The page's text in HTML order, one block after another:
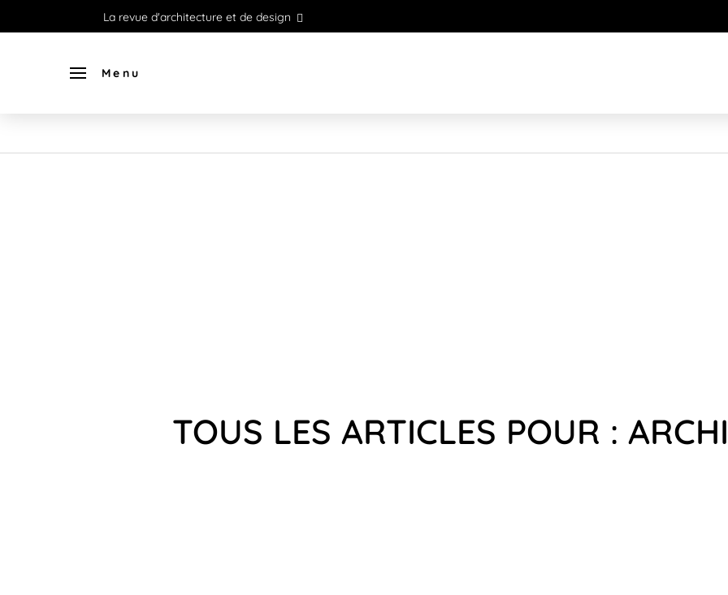
La revue d'architecture et de design
Menu
TOUS LES ARTICLES POUR :